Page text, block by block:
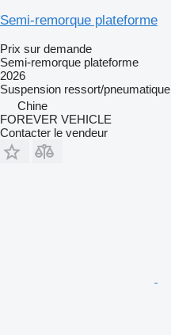
Semi-remorque plateforme
Prix sur demande
Semi-remorque plateforme
2026
Suspension ressort/pneumatique
Chine
FOREVER VEHICLE
Contacter le vendeur